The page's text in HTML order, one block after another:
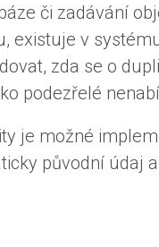
či zadávání
existuje v
zda se o
podezřelé
je možné
původní údaj